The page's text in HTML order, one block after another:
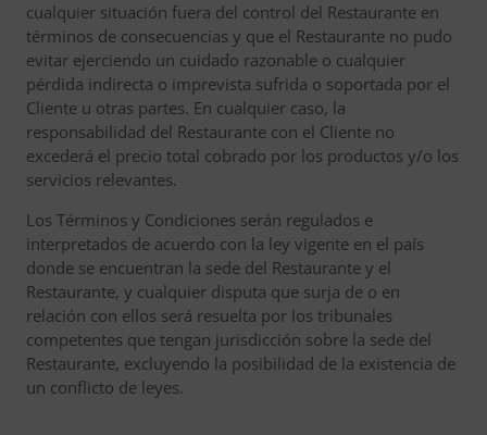
cualquier situación fuera del control del Restaurante en
términos de consecuencias y que el Restaurante no pudo
evitar ejerciendo un cuidado razonable o cualquier
pérdida indirecta o imprevista sufrida o soportada por el
Cliente u otras partes. En cualquier caso, la
responsabilidad del Restaurante con el Cliente no
excederá el precio total cobrado por los productos y/o los
servicios relevantes.
Los Términos y Condiciones serán regulados e
interpretados de acuerdo con la ley vigente en el país
donde se encuentran la sede del Restaurante y el
Restaurante, y cualquier disputa que surja de o en
relación con ellos será resuelta por los tribunales
competentes que tengan jurisdicción sobre la sede del
Restaurante, excluyendo la posibilidad de la existencia de
un conflicto de leyes.